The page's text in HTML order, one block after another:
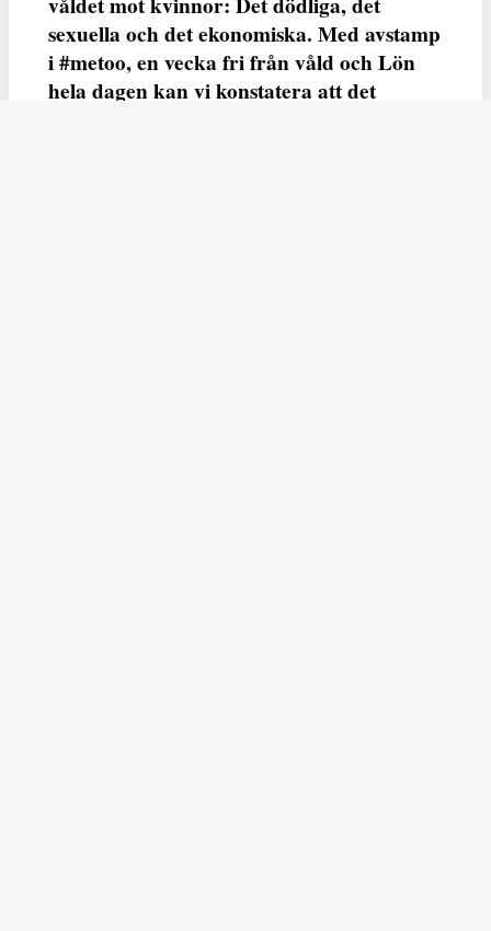
sexuella och det ekonomiska. Med avstamp
i #metoo, en vecka fri från våld och Lön
hela dagen kan vi konstatera att det